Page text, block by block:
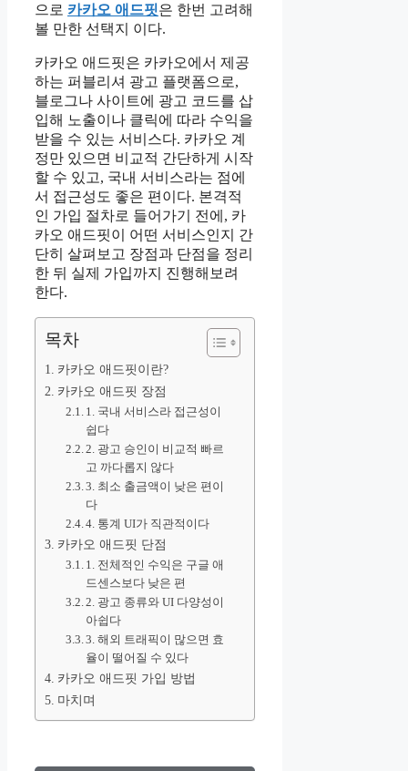
으로 카카오 애드핏은 한번 고려해
볼 만한 선택지 이다.
카카오 애드핏은 카카오에서 제공
하는 퍼블리셔 광고 플랫폼으로,
블로그나 사이트에 광고 코드를 삽
입해 노출이나 클릭에 따라 수익을
받을 수 있는 서비스다. 카카오 계
정만 있으면 비교적 간단하게 시작
할 수 있고, 국내 서비스라는 점에
서 접근성도 좋은 편이다. 본격적
인 가입 절차로 들어가기 전에, 카
카오 애드핏이 어떤 서비스인지 간
단히 살펴보고 장점과 단점을 정리
한 뒤 실제 가입까지 진행해보려
한다.
목차
카카오 애드핏이란?
카카오 애드핏 장점
1. 국내 서비스라 접근성이
쉽다
2. 광고 승인이 비교적 빠르
고 까다롭지 않다
3. 최소 출금액이 낮은 편이
다
4. 통계 UI가 직관적이다
카카오 애드핏 단점
1. 전체적인 수익은 구글 애
드센스보다 낮은 편
2. 광고 종류와 UI 다양성이
아쉽다
3. 해외 트래픽이 많으면 효
율이 떨어질 수 있다
카카오 애드핏 가입 방법
마치며